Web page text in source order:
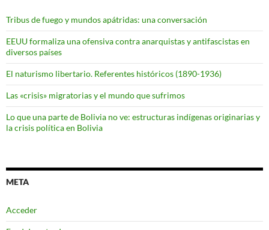
Tribus de fuego y mundos apátridas: una conversación
EEUU formaliza una ofensiva contra anarquistas y antifascistas en
diversos países
El naturismo libertario. Referentes históricos (1890-1936)
Las «crisis» migratorias y el mundo que sufrimos
Lo que una parte de Bolivia no ve: estructuras indígenas originarias y
la crisis política en Bolivia
META
Acceder